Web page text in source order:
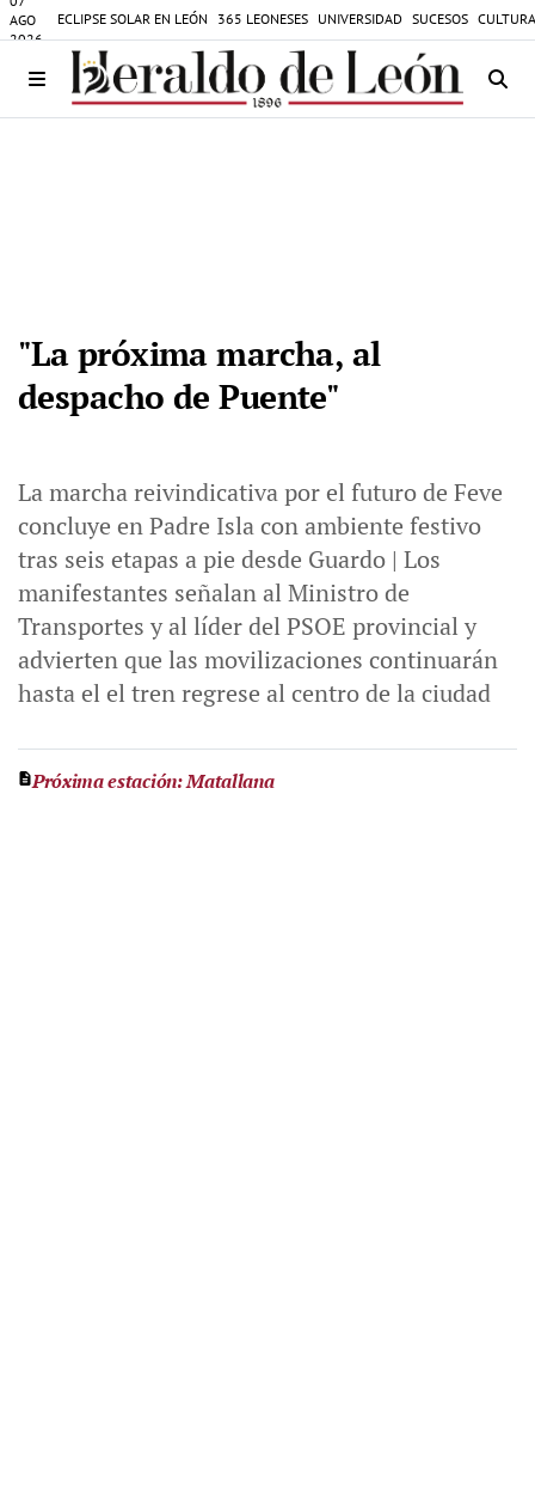
AGO
2026
ECLIPSE SOLAR EN LEÓN 365 LEONESES UNIVERSIDAD SUCESOS
"La próxima marcha, al
despacho de Puente"
La marcha reivindicativa por el futuro de Feve
concluye en Padre Isla con ambiente festivo
tras seis etapas a pie desde Guardo | Los
manifestantes señalan al Ministro de
Transportes y al líder del PSOE provincial y
advierten que las movilizaciones continuarán
hasta el el tren regrese al centro de la ciudad
Próxima estación: Matallana